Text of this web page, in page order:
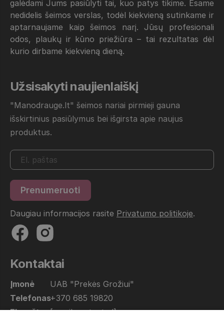
galėdami Jums pasiūlyti tai, kuo patys tikime. Esame
nedidelis šeimos verslas, todėl kiekvieną sutinkame ir
aptarnaujame kaip šeimos narį. Jūsų profesionali
odos, plaukų ir kūno priežiūra – tai rezultatas dėl
kurio dirbame kiekvieną dieną.
Užsisakyti naujienlaiškį
"Manodrauge.lt" šeimos nariai pirmieji gauna
išskirtinius pasiūlymus bei išgirsta apie naujus
produktus.
Daugiau informacijos rasite Privatumo politikoje.
Kontaktai
Įmonė
UAB "Prekės Grožiui"
Telefonas+370 685 19820
El. paštas[email protected]